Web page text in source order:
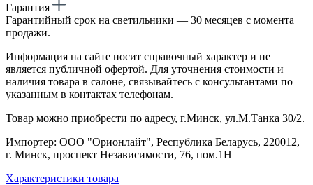
Гарантия
Гарантийный срок на светильники — 30 месяцев с момента
продажи.
Информация на сайте носит справочный характер и не
является публичной офертой. Для уточнения стоимости и
наличия товара в салоне, связывайтесь с консультантами по
указанным в контактах телефонам.
Товар можно приобрести по адресу, г.Минск, ул.М.Танка 30/2.
Импортер: ООО "Орионлайт", Республика Беларусь, 220012,
г. Минск, проспект Независимости, 76, пом.1Н
Характеристики товара